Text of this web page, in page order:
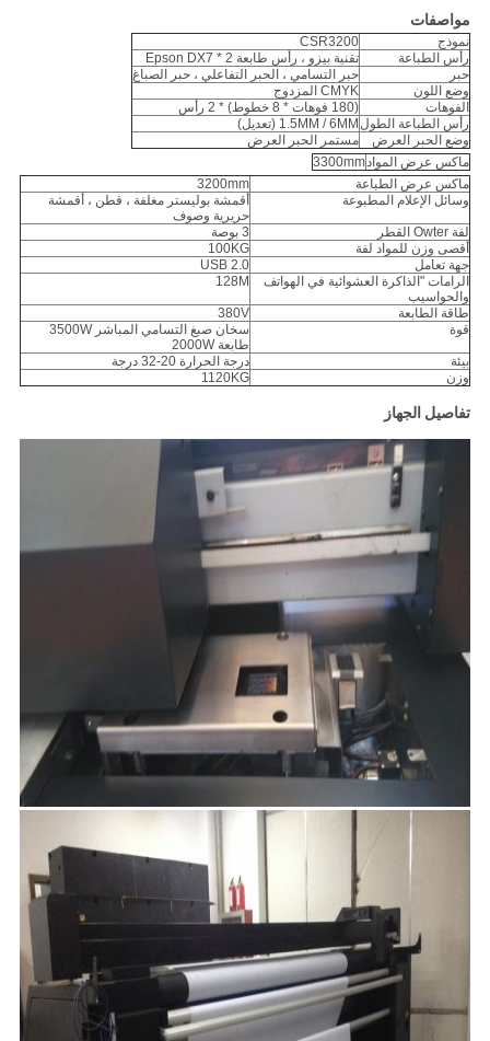
مواصفات
نموذج
CSR3200
رأس الطباعة
تقنية بيزو ، رأس طابعة Epson DX7 * 2
حبر
حبر التسامي ، الحبر التفاعلي ، حبر الصباغ
وضع اللون
CMYK المزدوج
الفوهات
(180 فوهات * 8 خطوط) * 2 رأس
رأس الطباعة الطول 1.5MM / 6MM (تعديل)
وضع الحبر العرض
مستمر الحبر العرض
ماكس عرض المواد3300mm
ماكس عرض الطباعة
3200mm
وسائل الإعلام المطبوعة
أقمشة بوليستر مغلفة ، قطن ، أقمشة
حريرية وصوف
لفة Owter القطر
3 بوصة
أقصى وزن للمواد لفة
100KG
جهة تعامل
USB 2.0
الرامات "الذاكرة العشوائية في الهواتف
والحواسيب
128M
طاقة الطابعة
380V
قوة
سخان صبغ التسامي المباشر 3500W
طابعة 2000W
بيئة
درجة الحرارة 20-32 درجة
وزن
1120KG
تفاصيل الجهاز